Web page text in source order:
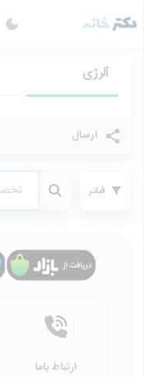
آلرژی
ارسال
فیلتر
ارتباط باما